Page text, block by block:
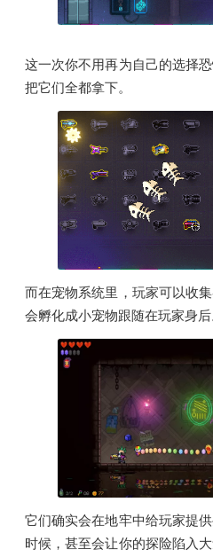
这一次你不用再为自己的选择
把它们全都拿下。
而在宠物系统里，玩家可以收
会孵化成小宠物跟随在玩家身后
它们确实会在地牢中给玩家提
时候，甚至会让你的探险陷入